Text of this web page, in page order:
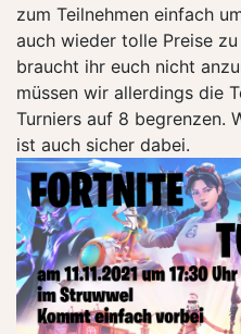
zum Teilnehmen einfach
auch wieder tolle Preise
braucht ihr euch nicht
müssen wir allerdings die
Turniers auf 8 begrenzen.
ist auch sicher dabei.